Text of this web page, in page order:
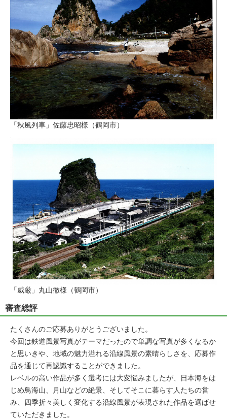
「秋風列車」佐藤忠昭様（鶴岡市）
「威厳」丸山徹様（鶴岡市）
審査総評
たくさんのご応募ありがとうございました。
今回は鉄道風景写真がテーマだったので単調な写真が多くなるか
と思いきや、地域の魅力溢れる沿線風景の素晴らしさを、応募作
品を通じて再認識することができました。
レベルの高い作品が多く選考には大変悩みましたが、日本海をは
じめ鳥海山、月山などの絶景、そしてそこに暮らす人たちの営
み、四季折々美しく変化する沿線風景が表現された作品を選ばせ
ていただきました。